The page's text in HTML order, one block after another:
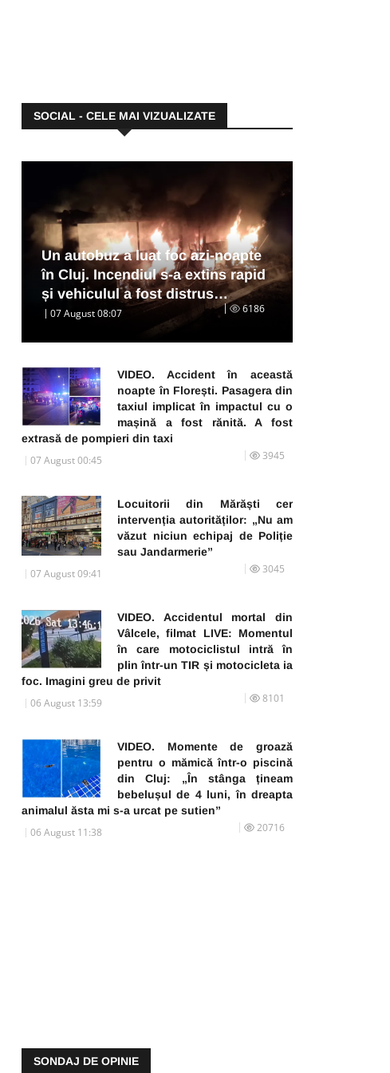
SOCIAL - CELE MAI VIZUALIZATE
Un autobuz a luat foc azi-noapte
în Cluj. Incendiul s-a extins rapid
și vehiculul a fost distrus…
07 August 08:07 6186
VIDEO. Accident în această
noapte în Florești. Pasagera din
taxiul implicat în impactul cu o
mașină a fost rănită. A fost
extrasă de pompieri din taxi
07 August 00:45 3945
Locuitorii din Mărăști cer
intervenția autorităților: „Nu am
văzut niciun echipaj de Poliție
sau Jandarmerie”
07 August 09:41 3045
VIDEO. Accidentul mortal din
Vâlcele, filmat LIVE: Momentul
în care motociclistul intră în
plin într-un TIR și motocicleta ia
foc. Imagini greu de privit
06 August 13:59 8101
VIDEO. Momente de groază
pentru o mămică într-o piscină
din Cluj: „În stânga țineam
bebelușul de 4 luni, în dreapta
animalul ăsta mi s-a urcat pe sutien”
06 August 11:38 20716
SONDAJ DE OPINIE